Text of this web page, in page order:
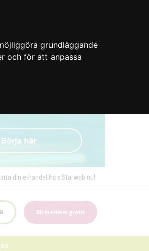
grundläggande
och för att anpassa
din e-handel hos Starweb nu!
Bli medlem gratis